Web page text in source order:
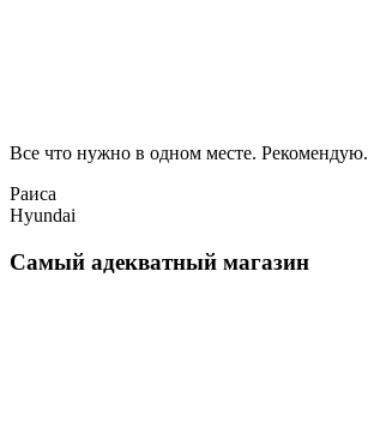
Все что нужно в одном месте. Рекомендую.
Раиса
Hyundai
Самый адекватный магазин